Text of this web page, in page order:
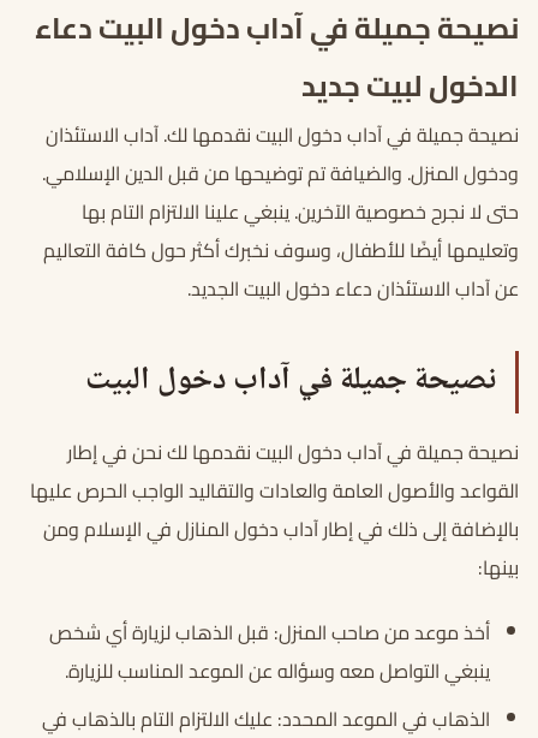
نصيحة جميلة في آداب دخول البيت دعاء
الدخول لبيت جديد
نصيحة جميلة في آداب دخول البيت نقدمها لك. آداب الاستئذان
ودخول المنزل. والضيافة تم توضيحها من قبل الدين الإسلامي.
حتى لا نجرح خصوصية الآخرين. ينبغي علينا الالتزام التام بها
وتعليمها أيضًا للأطفال، وسوف نخبرك أكثر حول كافة التعاليم
عن آداب الاستئذان دعاء دخول البيت الجديد.
نصيحة جميلة في آداب دخول البيت
نصيحة جميلة في آداب دخول البيت نقدمها لك نحن في إطار
القواعد والأصول العامة والعادات والتقاليد الواجب الحرص عليها
بالإضافة إلى ذلك في إطار آداب دخول المنازل في الإسلام ومن
بينها:
أخذ موعد من صاحب المنزل: قبل الذهاب لزيارة أي شخص
ينبغي التواصل معه وسؤاله عن الموعد المناسب للزيارة.
الذهاب في الموعد المحدد: عليك الالتزام التام بالذهاب في